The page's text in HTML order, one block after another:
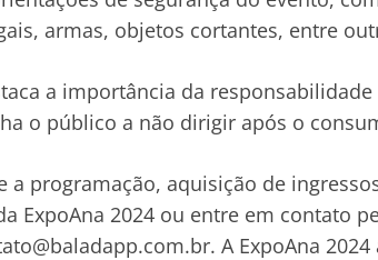
armas, objetos cortantes, entre
a importância da
o público a não dirigir após o
a programação, aquisição de
ExpoAna 2024 ou entre em contato
. A ExpoAna